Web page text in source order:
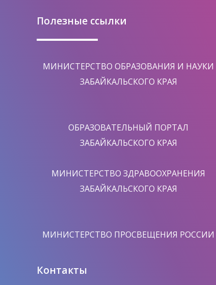
Полезные ссылки
МИНИСТЕРСТВО ОБРАЗОВАНИЯ И НАУКИ
ЗАБАЙКАЛЬСКОГО КРАЯ
ОБРАЗОВАТЕЛЬНЫЙ ПОРТАЛ
ЗАБАЙКАЛЬСКОГО КРАЯ
МИНИСТЕРСТВО ЗДРАВООХРАНЕНИЯ
ЗАБАЙКАЛЬСКОГО КРАЯ
МИНИСТЕРСТВО ПРОСВЕЩЕНИЯ РОССИИ
Контакты